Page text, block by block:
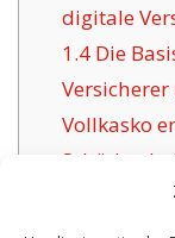
digitale
1.4Die
Vollkasko
Schäden
Das